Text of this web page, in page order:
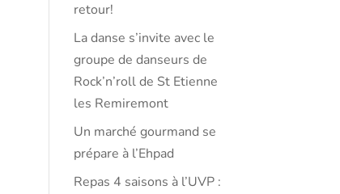
retour!
La danse s’invite avec le
groupe de danseurs de
Rock’n’roll de St Etienne
les Remiremont
Un marché gourmand se
prépare à l’Ehpad
Repas 4 saisons à l’UVP :